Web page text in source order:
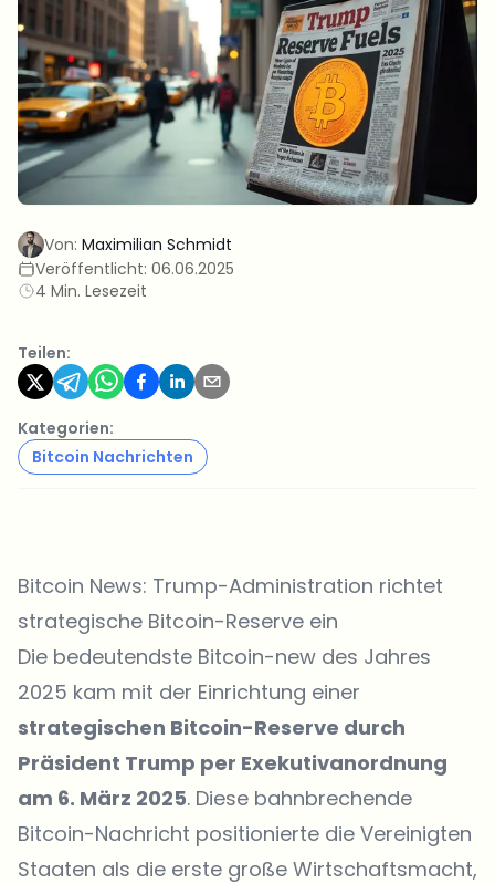
Von: Maximilian Schmidt
Veröffentlicht: 06.06.2025
4 Min. Lesezeit
Teilen:
Kategorien:
Bitcoin Nachrichten
Bitcoin News: Trump-Administration richtet
strategische Bitcoin-Reserve ein
Die bedeutendste Bitcoin-new des Jahres
2025 kam mit der Einrichtung einer
strategischen Bitcoin-Reserve durch
Präsident Trump per Exekutivanordnung
am 6. März 2025. Diese bahnbrechende
Bitcoin-Nachricht positionierte die Vereinigten
Staaten als die erste große Wirtschaftsmacht,